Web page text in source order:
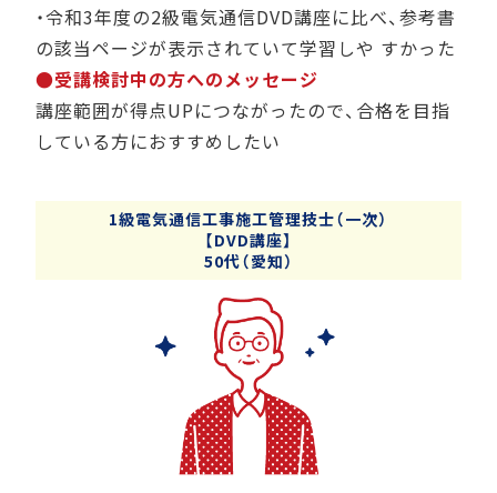
・令和3年度の2級電気通信DVD講座に比べ、参考書
の該当ページが表示されていて学習しや すかった
●受講検討中の方へのメッセージ
講座範囲が得点UPにつながったので、合格を目指
している方におすすめしたい
1級電気通信工事施工管理技士（一次）
【DVD講座】
50代（愛知）